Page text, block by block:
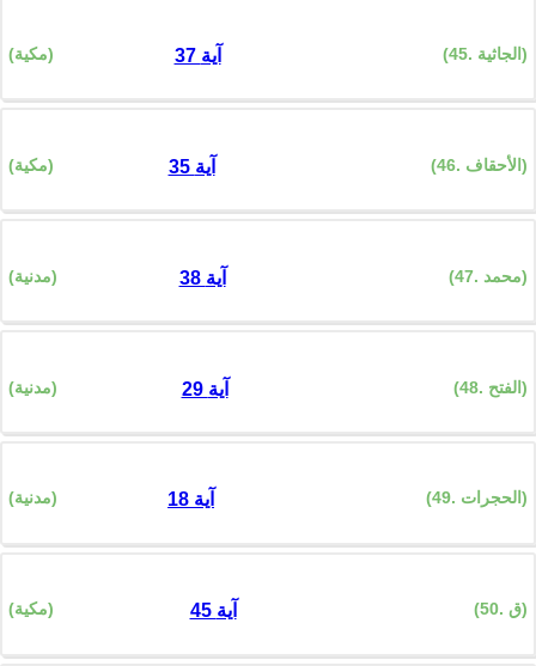
(45. الجاثية) (مكية) 37 آية
(46. الأحقاف) (مكية) 35 آية
(47. محمد) (مدنية) 38 آية
(48. الفتح) (مدنية) 29 آية
(49. الحجرات) (مدنية) 18 آية
(50. ق) (مكية) 45 آية